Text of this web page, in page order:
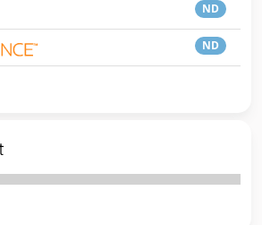
ND
ND